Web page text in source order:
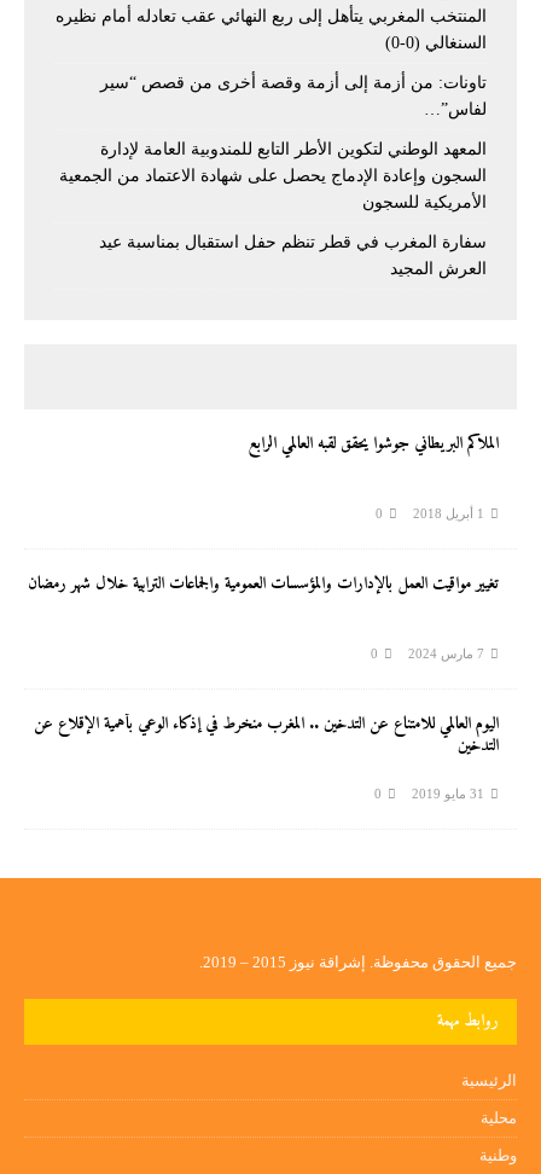
المنتخب المغربي يتأهل إلى ربع النهائي عقب تعادله أمام نظيره
السنغالي (0-0)
تاونات: من أزمة إلى أزمة وقصة أخرى من قصص “سير
لفاس”…
المعهد الوطني لتكوين الأطر التابع للمندوبية العامة لإدارة
السجون وإعادة الإدماج يحصل على شهادة الاعتماد من الجمعية
الأمريكية للسجون
سفارة المغرب في قطر تنظم حفل استقبال بمناسبة عيد
العرش المجيد
الملاكم البريطاني جوشوا يحقق لقبه العالمي الرابع
1 أبريل 2018 0
تغيير مواقيت العمل بالإدارات والمؤسسات العمومية والجماعات الترابية خلال شهر رمضان
7 مارس 2024 0
اليوم العالمي للامتناع عن التدخين .. المغرب منخرط في إذكاء الوعي بأهمية الإقلاع عن
التدخين
31 مايو 2019 0
جميع الحقوق محفوظة. إشراقة نيوز 2015 – 2019.
روابط مهمة
الرئيسية
محلية
وطنية